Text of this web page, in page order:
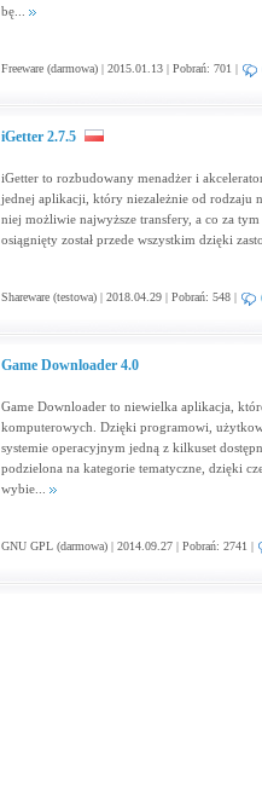
bę...
Freeware (darmowa) | 2015.01.13 | Pobrań: 701 |
iGetter 2.7.5
iGetter to rozbudowany menadżer i
jednej aplikacji, który niezależnie od rodzaju
niej możliwie najwyższe transfery, a co za
osiągnięty został przede wszystkim dzięki
Shareware (testowa) | 2018.04.29 | Pobrań: 548 |
Game Downloader 4.0
Game Downloader to niewielka aplikacja,
komputerowych. Dzięki programowi,
systemie operacyjnym jedną z kilkuset
podzielona na kategorie tematyczne, dzięki
wybie...
GNU GPL (darmowa) | 2014.09.27 | Pobrań: 2741 |